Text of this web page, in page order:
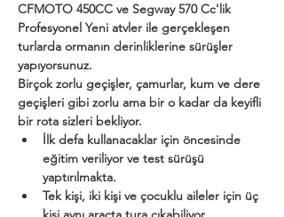
CFMOTO 450CC ve Segway 570 Cc'lik
Profesyonel Yeni atvler ile gerçekleşen
turlarda ormanın derinliklerine sürüşler
yapıyorsunuz.
Birçok zorlu geçişler, çamurlar, kum ve dere
geçişleri gibi zorlu ama bir o kadar da keyifli
bir rota sizleri bekliyor.
İlk defa kullanacaklar için öncesinde
eğitim veriliyor ve test sürüşü
yaptırılmakta.
Tek kişi, iki kişi ve çocuklu aileler için üç